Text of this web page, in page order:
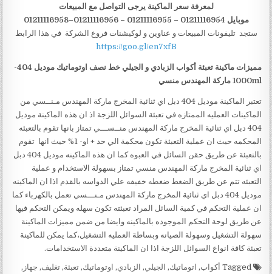
لمعرفة سعر الماكينة يرجى التواصل مع المبيعات
موبايل 01211116954 – 01211116955 – 01211116956–01211116958
ستجد تليفونات المبيعات و عناوين و لوكيشنات فروع الشركة في هذا الرابط
https://goo.gl/en7xfB
مميزاتماكينة تعبئة أكواب الزبادي و الجيلي خط نصف اوتوماتيك موديل
404-
1000ml ماركة المهندس منسي
تعتبر الماكينة موديل 404 دبل اي ثنائية المخرج ماركة المهندس مـنــسي من
الماكينات العمليه الممتازه في تعبئة السوائل اللزجة اذ ان هذه الماكينة موديل
404 دبل اي ثنائية المخرج ماركة المهندس منــســـي تمتاز بانها تقوم بالتعبئه
المحكمه حيث ان عملية التعبئة تكون محكمة الي حد + او- 1% حيث انها تقوم
بالتعبئة عن طريق حقن السائل في العبوه كما ان هذه الماكينه موديل 404 دبل
اي ثنائية المخرج ماركة المهندس منسي تمتاز بسهولة الاستخدام و عملية
التعبئه تتم عن طريق الضغط ضغطه خفيفه علي الدواسه بالقدم اذا ان الماكينه
موديل 404 دبل اي ثنائية المخرج ماركة المهندس مـنـــسي تعمل بالكهرباء كما
ان عملية التحكم في كمية السائل المراد تعبئته تكون سهله ويمكن التحكم فيها
عن طريق لوحة التحكم الموجوده بالماكينه وايضا من ضمن مميزات الماكينة
سهولة التشغيل وسهولة الصيانه وبساطة العمليه التشغيل،كما يمكن للماكينة
تعبئة كافة انواع السوائل اللزجة اذا ان الماكينة متعددة الاستخدامات.
Tagged أكواب, اتوماتيك, الجيلي, الزبادي, اوتوماتيك,تعبئة,تغليف, جهاز ,